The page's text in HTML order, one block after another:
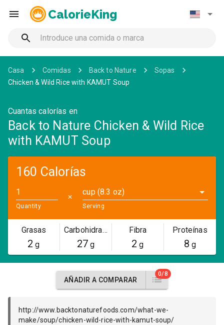
CalorieKing
Casa Comidas Back to Nature
Sopas
Chicken & Wild Rice with KAMUT Soup
Cuantas calorías en
Back to Nature Chicken & Wild Rice
with KAMUT Soup
160 Calorías
Quantity
✕
cup (8.3 oz)
Serving
Grasas
2 g
Carbohidratos
27g
Fibra
2 g
Proteínas
8 g
AÑADIR A COMPARAR
0/8
http://www.backtonaturefoods.com/what-we-
make/soup/chicken-wild-rice-with-kamut-soup/